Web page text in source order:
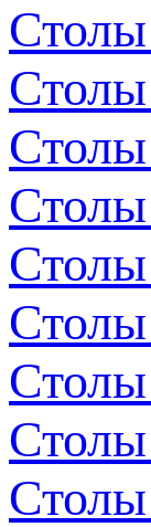
Столы
Столы
Столы
Столы